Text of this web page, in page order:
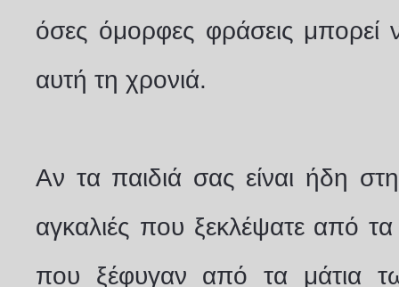
όσες όμορφες φράσεις μπορεί
αυτή τη χρονιά.
Αν τα παιδιά σας είναι ήδη
αγκαλιές που ξεκλέψατε από
που ξέφυγαν από τα μάτια